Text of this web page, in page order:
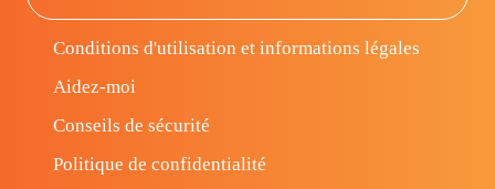
Conditions d'utilisation et informations légales
Aidez-moi
Conseils de sécurité
Politique de confidentialité